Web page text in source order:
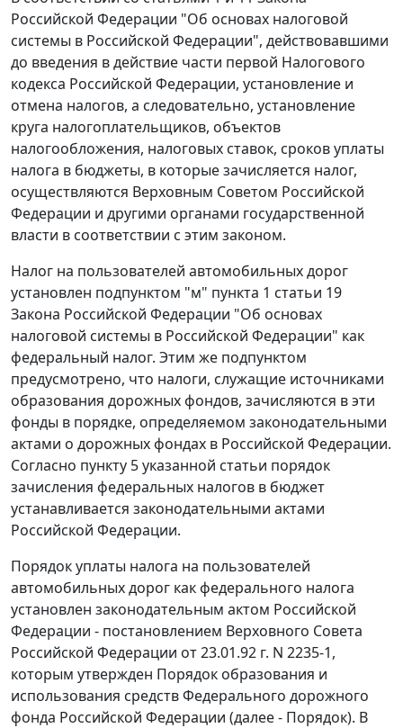
Российской Федерации "Об основах налоговой
системы в Российской Федерации", действовавшими
до введения в действие части первой Налогового
кодекса Российской Федерации, установление и
отмена налогов, а следовательно, установление
круга налогоплательщиков, объектов
налогообложения, налоговых ставок, сроков уплаты
налога в бюджеты, в которые зачисляется налог,
осуществляются Верховным Советом Российской
Федерации и другими органами государственной
власти в соответствии с этим законом.
Налог на пользователей автомобильных дорог
установлен подпунктом "м" пункта 1 статьи 19
Закона Российской Федерации "Об основах
налоговой системы в Российской Федерации" как
федеральный налог. Этим же подпунктом
предусмотрено, что налоги, служащие источниками
образования дорожных фондов, зачисляются в эти
фонды в порядке, определяемом законодательными
актами о дорожных фондах в Российской Федерации.
Согласно пункту 5 указанной статьи порядок
зачисления федеральных налогов в бюджет
устанавливается законодательными актами
Российской Федерации.
Порядок уплаты налога на пользователей
автомобильных дорог как федерального налога
установлен законодательным актом Российской
Федерации - постановлением Верховного Совета
Российской Федерации от 23.01.92 г. N 2235-1,
которым утвержден Порядок образования и
использования средств Федерального дорожного
фонда Российской Федерации (далее - Порядок). В